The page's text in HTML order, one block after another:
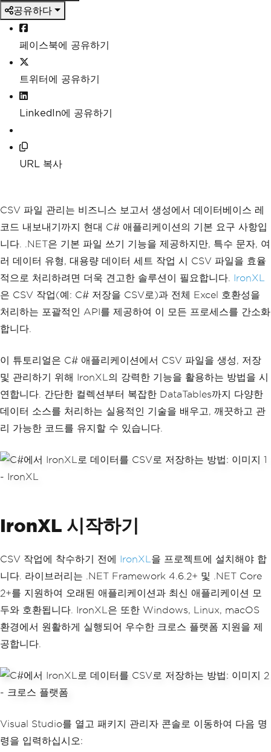
공유하다
페이스북에 공유하기
트위터에 공유하기
LinkedIn에 공유하기
URL 복사
CSV 파일 관리는 비즈니스 보고서 생성에서 데이터베이스 레
코드 내보내기까지 현대 C# 애플리케이션의 기본 요구 사항입
니다. .NET은 기본 파일 쓰기 기능을 제공하지만, 특수 문자, 여
러 데이터 유형, 대용량 데이터 세트 작업 시 CSV 파일을 효율
적으로 처리하려면 더욱 견고한 솔루션이 필요합니다. IronXL
은 CSV 작업(예: C# 저장을 CSV로)과 전체 Excel 호환성을
처리하는 포괄적인 API를 제공하여 이 모든 프로세스를 간소화
합니다.
이 튜토리얼은 C# 애플리케이션에서 CSV 파일을 생성, 저장
및 관리하기 위해 IronXL의 강력한 기능을 활용하는 방법을 시
연합니다. 간단한 컬렉션부터 복잡한 DataTables까지 다양한
데이터 소스를 처리하는 실용적인 기술을 배우고, 깨끗하고 관
리 가능한 코드를 유지할 수 있습니다.
IronXL 시작하기
CSV 작업에 착수하기 전에 IronXL 을 프로젝트에 설치해야 합
니다. 라이브러리는 .NET Framework 4.6.2+ 및 .NET Core
2+를 지원하여 오래된 애플리케이션과 최신 애플리케이션 모
두와 호환됩니다. IronXL은 또한 Windows, Linux, macOS
환경에서 원활하게 실행되어 우수한 크로스 플랫폼 지원을 제
공합니다.
Visual Studio를 열고 패키지 관리자 콘솔로 이동하여 다음 명
령을 입력하십시오: